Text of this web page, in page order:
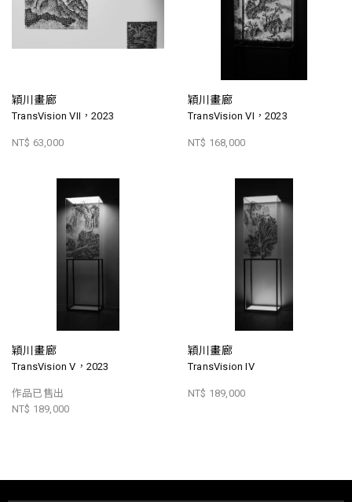
穎川畫廊
TransVision VII，2023
NT$ 63,000
穎川畫廊
TransVision VI，2023
NT$ 168,000
穎川畫廊
TransVision V，2023
作品已售出
NT$ 189,000
穎川畫廊
TransVision IV
NT$ 189,000